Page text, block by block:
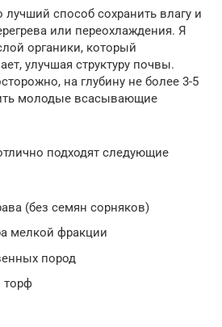
способ сохранить влагу и
или переохлаждения. Я
органики, который
улучшая структуру почвы.
на глубину не более 3-5
молодые всасывающие
подходят следующие
(без семян сорняков)
мелкой фракции
пород
торф